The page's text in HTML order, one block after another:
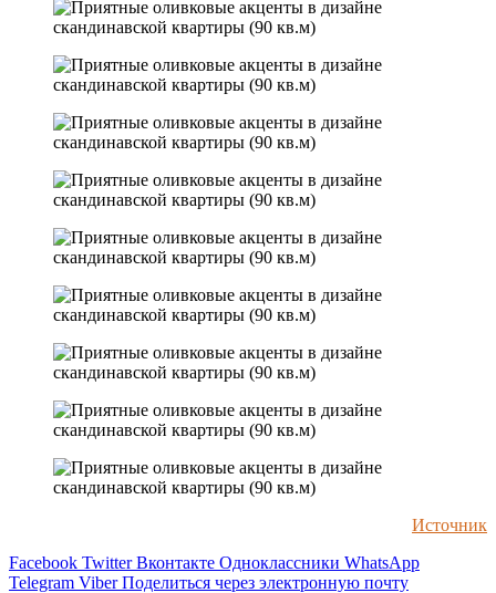
Источник
Facebook Twitter Вконтакте Одноклассники WhatsApp
Telegram Viber Поделиться через электронную почту